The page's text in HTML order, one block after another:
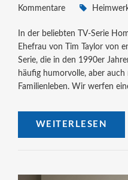
Kommentare
In der beliebten TV-Serie
Ehefrau von Tim Taylor von
Serie, die in den 1990er
häufig humorvolle, aber
Familienleben. Wir werfen
die Serie und erfahren, wie
Einsichten in sein eigenes
WEITERLESEN